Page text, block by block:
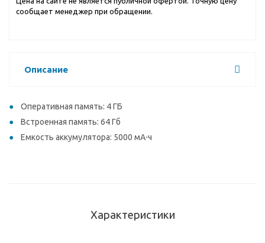
сообщает менеджер при обращении.
Описание
Оперативная память: 4 ГБ
Встроенная память: 64 Гб
Емкость аккумулятора: 5000 мА⋅ч
Характеристики